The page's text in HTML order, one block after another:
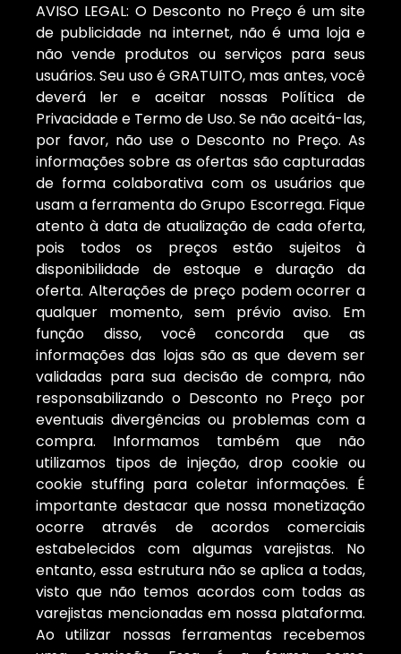
AVISO LEGAL: O Desconto no Preço é um site
de publicidade na internet, não é uma loja e
não vende produtos ou serviços para seus
usuários. Seu uso é GRATUITO, mas antes, você
deverá ler e aceitar nossas Política de
Privacidade e Termo de Uso. Se não aceitá-las,
por favor, não use o Desconto no Preço. As
informações sobre as ofertas são capturadas
de forma colaborativa com os usuários que
usam a ferramenta do Grupo Escorrega. Fique
atento à data de atualização de cada oferta,
pois todos os preços estão sujeitos à
disponibilidade de estoque e duração da
oferta. Alterações de preço podem ocorrer a
qualquer momento, sem prévio aviso. Em
função disso, você concorda que as
informações das lojas são as que devem ser
validadas para sua decisão de compra, não
responsabilizando o Desconto no Preço por
eventuais divergências ou problemas com a
compra. Informamos também que não
utilizamos tipos de injeção, drop cookie ou
cookie stuffing para coletar informações. É
importante destacar que nossa monetização
ocorre através de acordos comerciais
estabelecidos com algumas varejistas. No
entanto, essa estrutura não se aplica a todas,
visto que não temos acordos com todas as
varejistas mencionadas em nossa plataforma.
Ao utilizar nossas ferramentas recebemos